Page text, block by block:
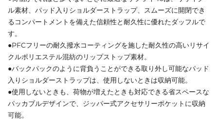
ル素材、パッド入りショルダーストラップ、スムーズに開閉でき
るコンパートメントを備えた信頼性と耐久性に優れたダッフルで
す。
●PFCフリーの耐久撥水コーティングを施した耐久性の高いリサイ
クルポリエステル混紡のリップストップ素材。
●バックパックのように背負うことができる取り外し可能なパッド
入りショルダーストラップは、使用しないときは収納可能。
●使用しないときも、荷物が増えたときも対応できる省スペースな
パッカブルデザインで、ジッパー式アクセサリーポケットに収納
可能。